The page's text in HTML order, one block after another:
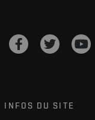
INFOS DU SITE